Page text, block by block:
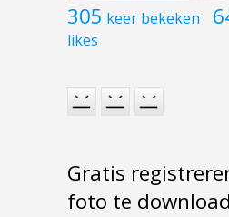
305 keer bekeken
likes
Gratis
foto te